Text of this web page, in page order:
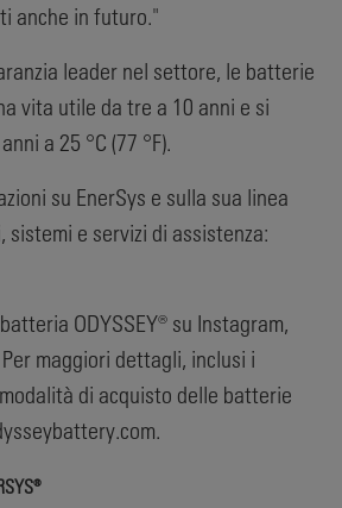
anche in futuro."
leader nel settore, le batterie
vita utile da tre a 10 anni e si
a 25 °C (77 °F).
su EnerSys e sulla sua linea
e servizi di assistenza:
ODYSSEY® su Instagram,
maggiori dettagli, inclusi i
di acquisto delle batterie